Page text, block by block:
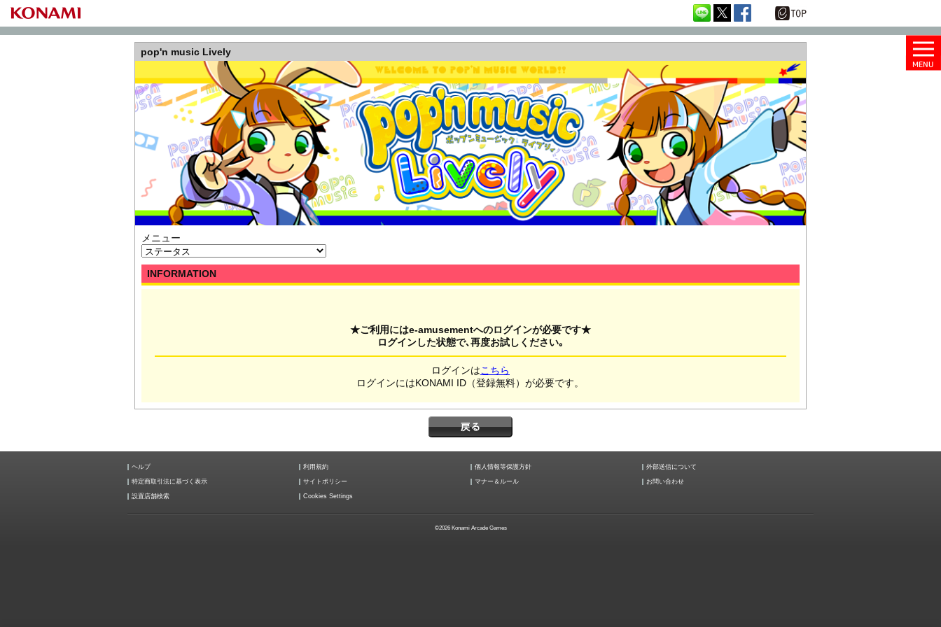
pop'n music Lively
メニュー
INFORMATION
★ご利用にはe-amusementへのログインが必要です★
ログインした状態で､再度お試しください｡
ログインはこちら
ログインにはKONAMI ID（登録無料）が必要です。
ヘルプ 利用規約 個人情報等保護方針 外部送信について
特定商取引法に基づく表示 サイトポリシー マナー＆ルール お問い合わせ
設置店舗検索 Cookies Settings
©2026 Konami Arcade Games